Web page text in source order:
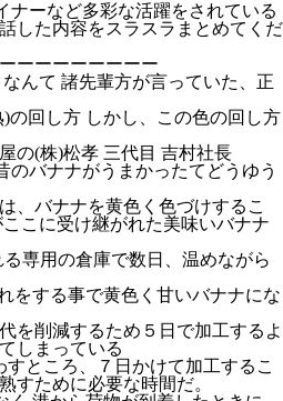
ナーなど多彩な活躍をされている
した内容をスラスラまとめてくだ
ーーーーーーーー
んて 諸先輩方が言っていた、正
の回し方 しかし、この色の回し方
の(株)松孝 三代目 吉村社長
のバナナがうまかったてどうゆう
、バナナを黄色く色づけするこ
こに受け継がれた美味いバナナ
専用の倉庫で数日、温めながら
をする事で黄色く甘いバナナにな
を削減するため５日で加工するよ
しまっている
ところ、７日かけて加工するこ
すために必要な時間だ。